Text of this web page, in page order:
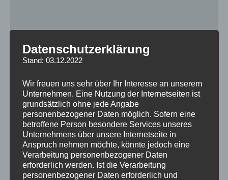
Gewicht 12,5 kg
Design JR38
Durchmesser 22
ET 30
Fertigung Einteilig gegossen
Hersteller JR WHEELS
Datenschutzerklärung
Stand: 03.12.2022
Wir freuen uns sehr über Ihr Interesse an unserem
Unternehmen. Eine Nutzung der Internetseiten ist
grundsätzlich ohne jede Angabe
personenbezogener Daten möglich. Sofern eine
betroffene Person besondere Services unseres
Unternehmens über unsere Internetseite in
Anspruch nehmen möchte, könnte jedoch eine
Verarbeitung personenbezogener Daten
erforderlich werden. Ist die Verarbeitung
personenbezogener Daten erforderlich und